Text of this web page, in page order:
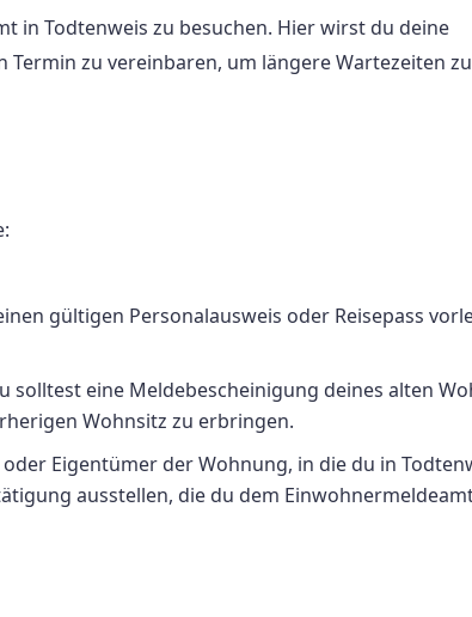
in Todtenweis zu besuchen. Hier wirst du deine
zu vereinbaren, um längere Wartezeiten zu
gültigen Personalausweis oder Reisepass
solltest eine Meldebescheinigung deines alten
Wohnsitz zu erbringen.
Eigentümer der Wohnung, in die du in
ausstellen, die du dem